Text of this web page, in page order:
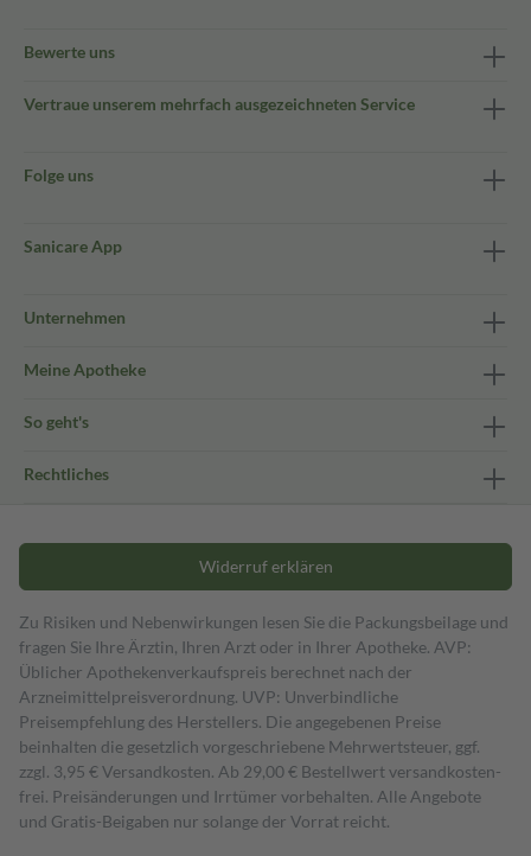
Bewerte uns
Vertraue unserem mehrfach ausgezeichneten Service
Folge uns
Sanicare App
Unternehmen
Meine Apotheke
So geht's
Rechtliches
Widerruf erklären
Zu Risiken und Nebenwirkungen lesen Sie die Packungsbeilage und
fragen Sie Ihre Ärztin, Ihren Arzt oder in Ihrer Apotheke. AVP:
Üblicher Apothekenverkaufspreis berechnet nach der
Arzneimittelpreisverordnung. UVP: Unverbindliche
Preisempfehlung des Herstellers. Die angegebenen Preise
beinhalten die gesetzlich vorgeschriebene Mehrwertsteuer, ggf.
zzgl. 3,95 € Versandkosten. Ab 29,00 € Bestell­wert versand­kosten­
frei. Preisänderungen und Irrtümer vorbehalten. Alle Angebote
und Gratis-Beigaben nur solange der Vorrat reicht.